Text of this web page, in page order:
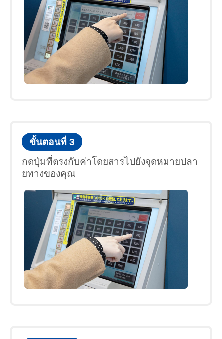
ขั้นตอนที่ 3
กดปุ่มที่ตรงกับค่าโดยสารไปยังจุดหมายปลา
ยทางของคุณ